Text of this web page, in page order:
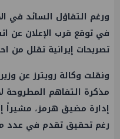
ورغم التفاؤل السائد في
في توقع قرب الإعلان عن
تصريحات إيرانية تقلل من
ونقلت وكالة رويترز عن
مذكرة التفاهم المطروحة
إدارة مضيق هرمز، مشيراً
رغم تحقيق تقدم في عدد